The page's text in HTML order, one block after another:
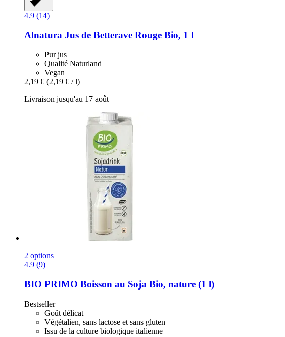
4.9 (14)
Alnatura Jus de Betterave Rouge Bio, 1 l
Pur jus
Qualité Naturland
Vegan
2,19 € (2,19 € / l)
Livraison jusqu'au 17 août
2 options
4.9 (9)
BIO PRIMO Boisson au Soja Bio, nature (1 l)
Bestseller
Goût délicat
Végétalien, sans lactose et sans gluten
Issu de la culture biologique italienne